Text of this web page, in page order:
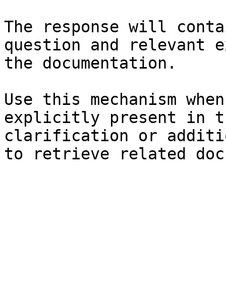
The response will
question and relevant
the documentation.
Use this mechanism
explicitly present in
clarification or